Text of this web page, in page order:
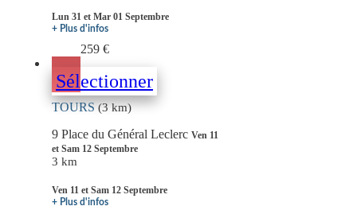
Lun 31 et Mar 01 Septembre
+ Plus d'infos
259 €
Sélectionner
TOURS(3 km)
9 Place du Général Leclerc Ven 11
et Sam 12 Septembre
3 km
Ven 11 et Sam 12 Septembre
+ Plus d'infos